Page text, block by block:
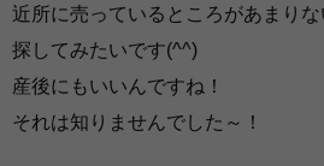
近所に売っているところがあまり
探してみたいです(^^)
産後にもいいんですね！
それは知りませんでした～！